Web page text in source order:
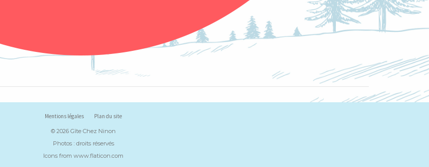
Mentions légales Plan du site
© 2026 Gîte Chez Ninon
Photos : droits réservés
Icons from www.flaticon.com